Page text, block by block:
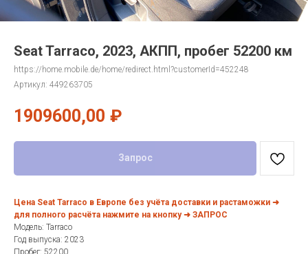
Seat Tarraco, 2023, АКПП, пробег 52200 км
https://home.mobile.de/home/redirect.html?customerId=452248
Артикул: 449263705
1909600,00 ₽
Запрос
Цена Seat Tarraco в Европе без учёта доставки и растаможки ➜
для полного расчёта нажмите на кнопку ➜ ЗАПРОС
Модель: Tarraco
Год выпуска: 2023
Пробег: 52200